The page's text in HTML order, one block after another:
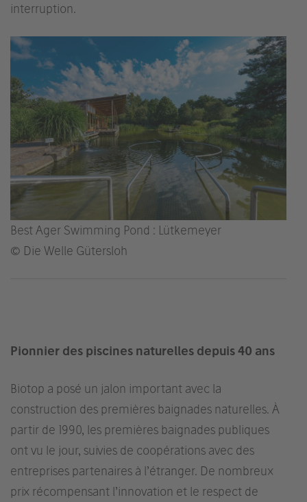
interruption.
Best Ager Swimming Pond : Lütkemeyer
© Die Welle Gütersloh
Pionnier des piscines naturelles depuis 40 ans
Biotop a posé un jalon important avec la
construction des premières baignades naturelles. À
partir de 1990, les premières baignades publiques
ont vu le jour, suivies de coopérations avec des
entreprises partenaires à l’étranger. De nombreux
prix récompensant l’innovation et le respect de